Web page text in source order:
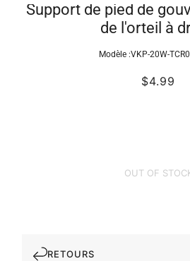
Support de pied de
de l'orteil à
Modèle :VKP-20W-
$4.99
OUT OF
RETOURS